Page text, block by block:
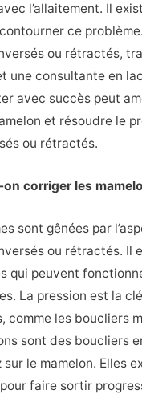
l’allaitement. Il
ce
ou rétractés,
une consultante en
avec succès peut
et résoudre le
ou rétractés.
corriger les
sont gênées par
ou rétractés. Il
qui peuvent
La pression est la
comme les boucliers
sont des boucliers
le mamelon. Elles
faire sortir